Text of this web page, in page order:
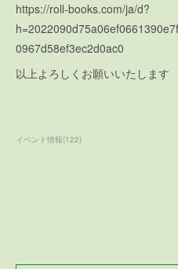
https://roll-books.com/ja/d?
0967d58ef3ec2d0ac0
以上よろしくお願いいたします
イベント情報(122)